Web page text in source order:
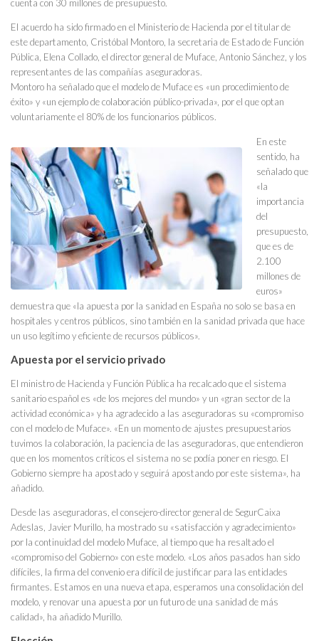
cuenta con 30 millones de presupuesto.
El acuerdo ha sido firmado en el Ministerio de Hacienda por el titular de
este departamento, Cristóbal Montoro, la secretaria de Estado de Función
Pública, Elena Collado, el director general de Muface, Antonio Sánchez, y los
representantes de las compañías aseguradoras.
Montoro ha señalado que el modelo de Muface es «un procedimiento de
éxito» y «un ejemplo de colaboración público-privada», por el que optan
voluntariamente el 80% de los funcionarios públicos.
En este
sentido, ha
señalado que
«la
importancia
del
presupuesto,
que es de
2.100
millones de
euros»
demuestra que «la apuesta por la sanidad en España no solo se basa en
hospitales y centros públicos, sino también en la sanidad privada que hace
un uso legítimo y eficiente de recursos públicos».
Apuesta por el servicio privado
El ministro de Hacienda y Función Pública ha recalcado que el sistema
sanitario español es «de los mejores del mundo» y un «gran sector de la
actividad económica» y ha agradecido a las aseguradoras su «compromiso
con el modelo de Muface». «En un momento de ajustes presupuestarios
tuvimos la colaboración, la paciencia de las aseguradoras, que entendieron
que en los momentos críticos el sistema no se podía poner en riesgo. El
Gobierno siempre ha apostado y seguirá apostando por este sistema», ha
añadido.
Desde las aseguradoras, el consejero-director general de SegurCaixa
Adeslas, Javier Murillo, ha mostrado su «satisfacción y agradecimiento»
por la continuidad del modelo Muface, al tiempo que ha resaltado el
«compromiso del Gobierno» con este modelo. «Los años pasados han sido
difíciles, la firma del convenio era difícil de justificar para las entidades
firmantes. Estamos en una nueva etapa, esperamos una consolidación del
modelo, y renovar una apuesta por un futuro de una sanidad de más
calidad», ha añadido Murillo.